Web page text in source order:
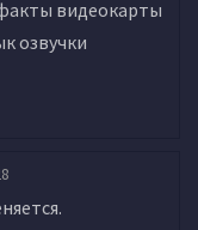
видеокарты
озвучки